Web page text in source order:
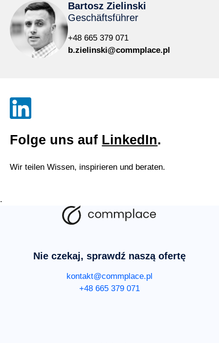
Bartosz Zielinski
Geschäftsführer
+48 665 379 071
b.zielinski@commplace.pl
Folge uns auf LinkedIn.
Wir teilen Wissen, inspirieren und beraten.
.
Nie czekaj, sprawdź naszą ofertę
kontakt@commplace.pl
+48 665 379 071